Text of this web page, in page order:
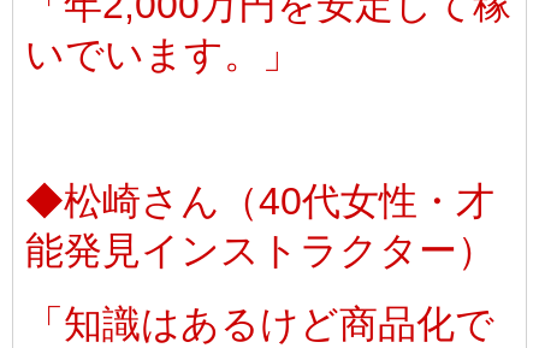
いでいます。」
◆松崎さん（40代女性・才
能発見インストラクター）
「知識はあるけど商品化で